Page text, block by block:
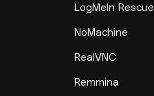
LogMeIn Rescue
NoMachine
RealVNC
Remmina